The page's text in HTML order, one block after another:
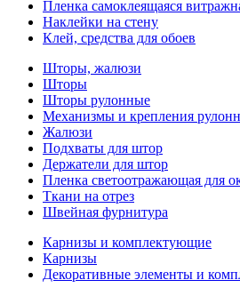
Пленка самоклеящаяся
Наклейки на стену
Клей, средства для обоев
Шторы, жалюзи
Шторы
Шторы рулонные
Механизмы и крепления
Жалюзи
Подхваты для штор
Держатели для штор
Пленка светоотражающая для
Ткани на отрез
Швейная фурнитура
Карнизы и комплектующие
Карнизы
Декоративные элементы и